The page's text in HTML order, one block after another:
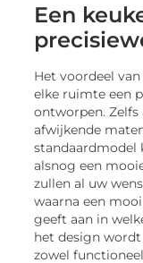
Een
Het voordeel van
elke ruimte een
ontworpen.
afwijkende
standaardmodel
alsnog een
zullen al uw
waarna een
geeft aan in
het design
zowel